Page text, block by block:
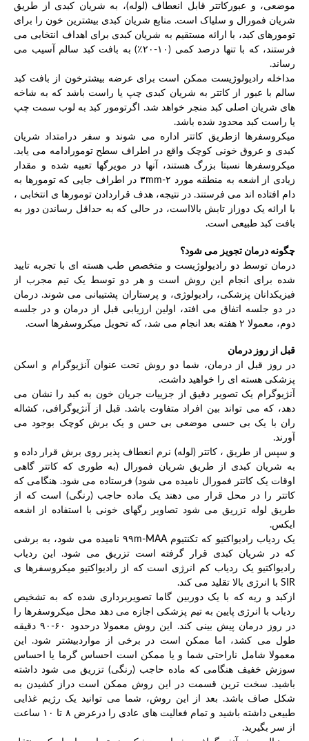
موضعی، و عبورکاتتر قابل انعطاف (لوله)، به شریان کبدی از طریق
شریان فمورال و سلیاک است. منابع شریان کبدی بیشترین خون را برای
تومورهای کبد، با ارائه مستقیم به شریان کبدی برای اهداف انتخابی می
فرستند، که با تنها درصد کمی (۱۰-۲۰٪) به بافت کبد سالم آسیب می
رساند.
مداخله رادیولوژیست ممکن است برای عرضه بیشترخون از بافت کبد
سالم با عبور از کاتتر به شریان کبدی چپ یا راست باشد که به شاخه
های شریان اصلی کبد منجر خواهد شد. اگرتومور کبد به لوب سمت چپ
یا راست کبد محدود شده باشد.
میکروسفرها ازطریق کاتتر اداره می شوند و سفر درامتداد شریان
کبدی و عروق خونی کوچک واقع در اطراف سطح تومورادامه می یابد.
میکروسفرها نسبتا بزرگ هستند، آنها در مویرگها تعبیه شده و مقدار
زیادی از اشعه به منطقه مورد ۲-۳mm در اطراف جایی که تومورها به
دام افتاده اند می فرستند. در نتیجه، هدف قراردادن تومورها ی انتخابی ،
با ارائه یک دوزاز تابش بالااست، در حالی که به حداقل رساندن دوز به
بافت کبد طبیعی است.
چگونه درمان تجویز می شود؟
درمان توسط دو رادیولوژیست و متخصص طب هسته ای با تجربه تایید
شده برای انجام این روش است و هر دو توسط یک تیم مجرب از
فیزیکدانان پزشکی، رادیولوژی، و پرستاران پشتیبانی می شوند. درمان
در دو جلسه اتفاق می افتد، اولین ارزیابی قبل از درمان و در جلسه
دوم، معمولا ۲ هفته بعد انجام می شد، که تحویل میکروسفرها است.
قبل از روز درمان
در روز قبل از درمان، شما دو روش تحت عنوان آنژیوگرام و اسکن
پزشکی هسته ای را خواهید داشت.
آنژیوگرام یک تصویر دقیق از جزییات جریان خون به کبد را نشان می
دهد، که می تواند بین افراد متفاوت باشد. قبل از آنژیوگرافی، کشاله
ران با یک بی حسی موضعی بی حس و یک برش کوچک بوجود می
آورند.
و سپس از طریق ، کاتتر (لوله) نرم انعطاف پذیر روی برش قرار داده و
به شریان کبدی از طریق شریان فمورال (به طوری که کاتتر گاهی
اوقات یک کاتتر فمورال نامیده می شود) فرستاده می شود. هنگامی که
کاتتر را در محل قرار می دهند یک ماده حاجب (رنگی) است که از
طریق لوله تزریق می شود تصاویر رگهای خونی با استفاده از اشعه
ایکس.
یک ردیاب رادیواکتیو که تکنتیوم ۹۹m-MAA نامیده می شود، به برشی
که در شریان کبدی قرار گرفته است تزریق می شود. این ردیاب
رادیواکتیو یک ردیاب کم انرژی است که از رادیواکتیو میکروسفرها ی
SIR با انرژی بالا تقلید می کند.
ازکبد و ریه که با یک دوربین گاما تصویربرداری شده که به تشخیص
ردیاب با انرژی پایین به تیم پزشکی اجازه می دهد محل میکروسفرها را
در روز درمان پیش بینی کند. این روش معمولا درحدود ۶۰-۹۰ دقیقه
طول می کشد، اما ممکن است در برخی از مواردبیشتر شود. این
معمولا شامل ناراحتی شما و یا ممکن است احساس گرما یا احساس
سوزش خفیف هنگامی که ماده حاجب (رنگی) تزریق می شود داشته
باشید. سخت ترین قسمت در این روش ممکن است دراز کشیدن به
شکل صاف باشد. بعد از این روش، شما می توانید یک رژیم غذایی
طبیعی داشته باشید و تمام فعالیت های عادی را درعرض ۸ تا ۱۰ ساعت
از سر بگیرید.